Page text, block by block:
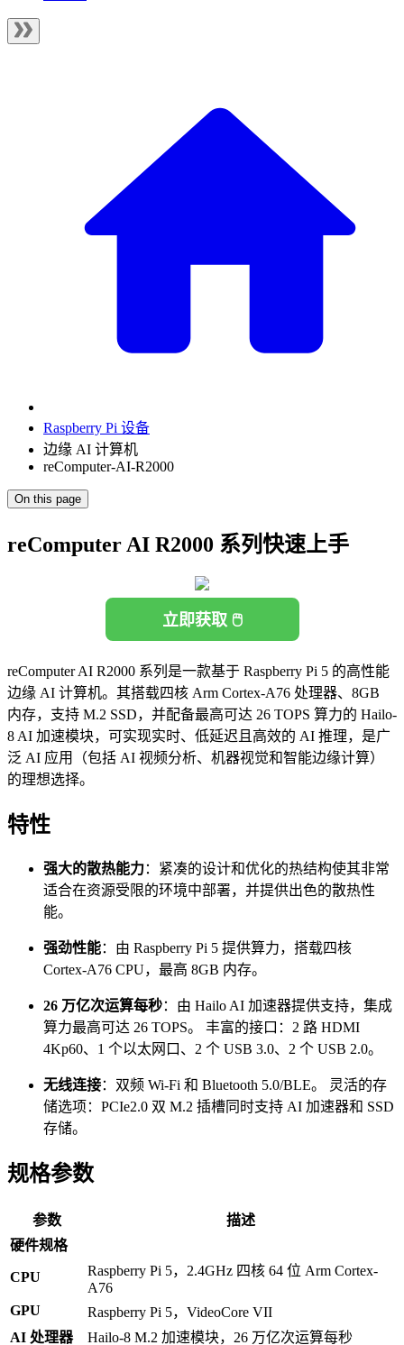
Raspberry Pi 设备
边缘 AI 计算机
reComputer-AI-R2000
On this page
reComputer AI R2000 系列快速上手
立即获取 🖱️
reComputer AI R2000 系列是一款基于 Raspberry Pi 5 的高性能
边缘 AI 计算机。其搭载四核 Arm Cortex-A76 处理器、8GB
内存，支持 M.2 SSD，并配备最高可达 26 TOPS 算力的 Hailo-
8 AI 加速模块，可实现实时、低延迟且高效的 AI 推理，是广
泛 AI 应用（包括 AI 视频分析、机器视觉和智能边缘计算）
的理想选择。
特性
强大的散热能力：紧凑的设计和优化的热结构使其非常
适合在资源受限的环境中部署，并提供出色的散热性
能。
强劲性能：由 Raspberry Pi 5 提供算力，搭载四核
Cortex-A76 CPU，最高 8GB 内存。
26 万亿次运算每秒：由 Hailo AI 加速器提供支持，集成
算力最高可达 26 TOPS。 丰富的接口：2 路 HDMI
4Kp60、1 个以太网口、2 个 USB 3.0、2 个 USB 2.0。
无线连接：双频 Wi-Fi 和 Bluetooth 5.0/BLE。 灵活的存
储选项：PCIe2.0 双 M.2 插槽同时支持 AI 加速器和 SSD
存储。
规格参数
参数
描述
硬件规格
CPU
Raspberry Pi 5，2.4GHz 四核 64 位 Arm Cortex-
A76
GPU
Raspberry Pi 5，VideoCore VII
AI 处理器
Hailo-8 M.2 加速模块，26 万亿次运算每秒